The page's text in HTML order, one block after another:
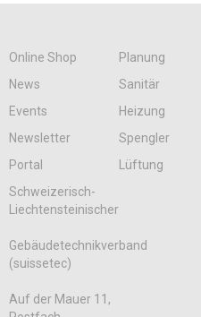
Online Shop
Planung
News
Sanitär
Events
Heizung
Newsletter
Spengler
Portal
Lüftung
Schweizerisch-
Liechtensteinischer
Gebäudetechnikverband
(suissetec)
Auf der Mauer 11,